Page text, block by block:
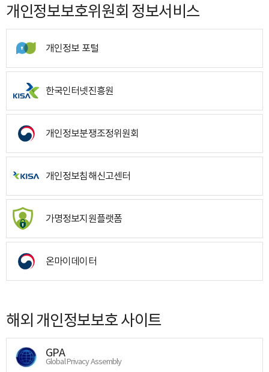
개인정보보호위원회 정보서비스
개인정보 포털
한국인터넷진흥원
개인정보분쟁조정위원회
개인정보침해신고센터
가명정보지원플랫폼
온마이데이터
해외 개인정보보호 사이트
GPA
Global Privacy Assembly